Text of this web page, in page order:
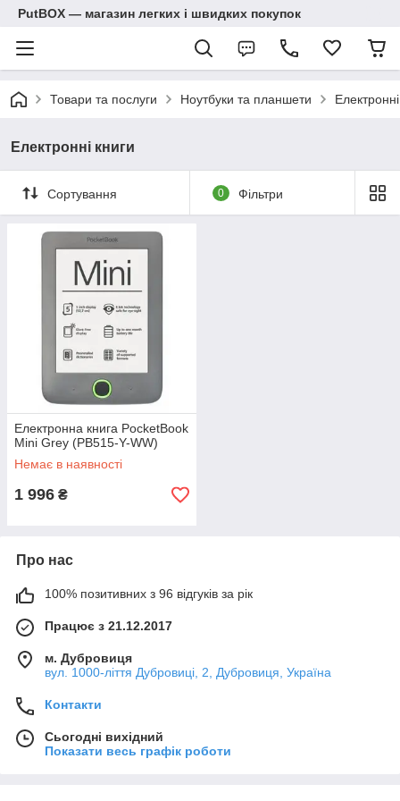
PutBOX — магазин легких і швидких покупок
Товари та послуги Ноутбуки та планшети
Електронні книги
Сортування 0 Фільтри
Електронна книга PocketBook
Mini Grey (PB515-Y-WW)
Немає в наявності
1 996 ₴
Про нас
100% позитивних з 96 відгуків за рік
Працює з 21.12.2017
м. Дубровиця
вул. 1000-ліття Дубровиці, 2, Дубровиця, Україна
Контакти
Сьогодні вихідний
Показати весь графік роботи